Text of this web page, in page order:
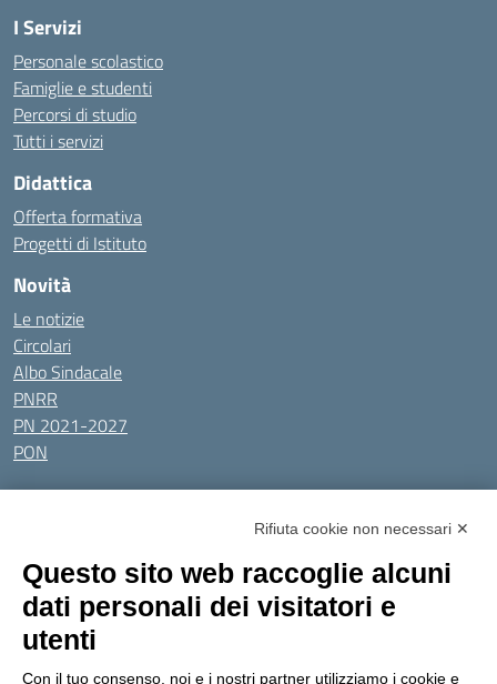
I Servizi
Personale scolastico
Famiglie e studenti
Percorsi di studio
Tutti i servizi
Didattica
Offerta formativa
Progetti di Istituto
Novità
Le notizie
Circolari
Albo Sindacale
PNRR
PN 2021-2027
PON
Tutti gli argomenti
Amministrazione Trasparente
Privacy Policy
Dichiarazione di accessibilitàObiettivi di accessibilità
Seguici su:
Rifiuta cookie non necessari ✕
Questo sito web raccoglie alcuni
dati personali dei visitatori e
utenti
Con il tuo consenso, noi e i nostri partner utilizziamo i cookie e